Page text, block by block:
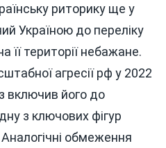
риторику ще у
Україною до переліку
її території небажане.
агресії рф у 2022
включив його до
з ключових фігур
обмеження